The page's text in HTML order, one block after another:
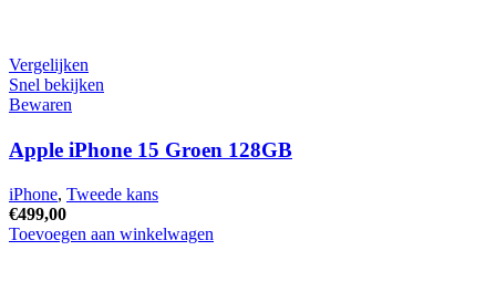
Vergelijken
Snel bekijken
Bewaren
Apple iPhone 15 Groen 128GB
iPhone, Tweede kans
€499,00
Apple
Toevoegen aan winkelwagen